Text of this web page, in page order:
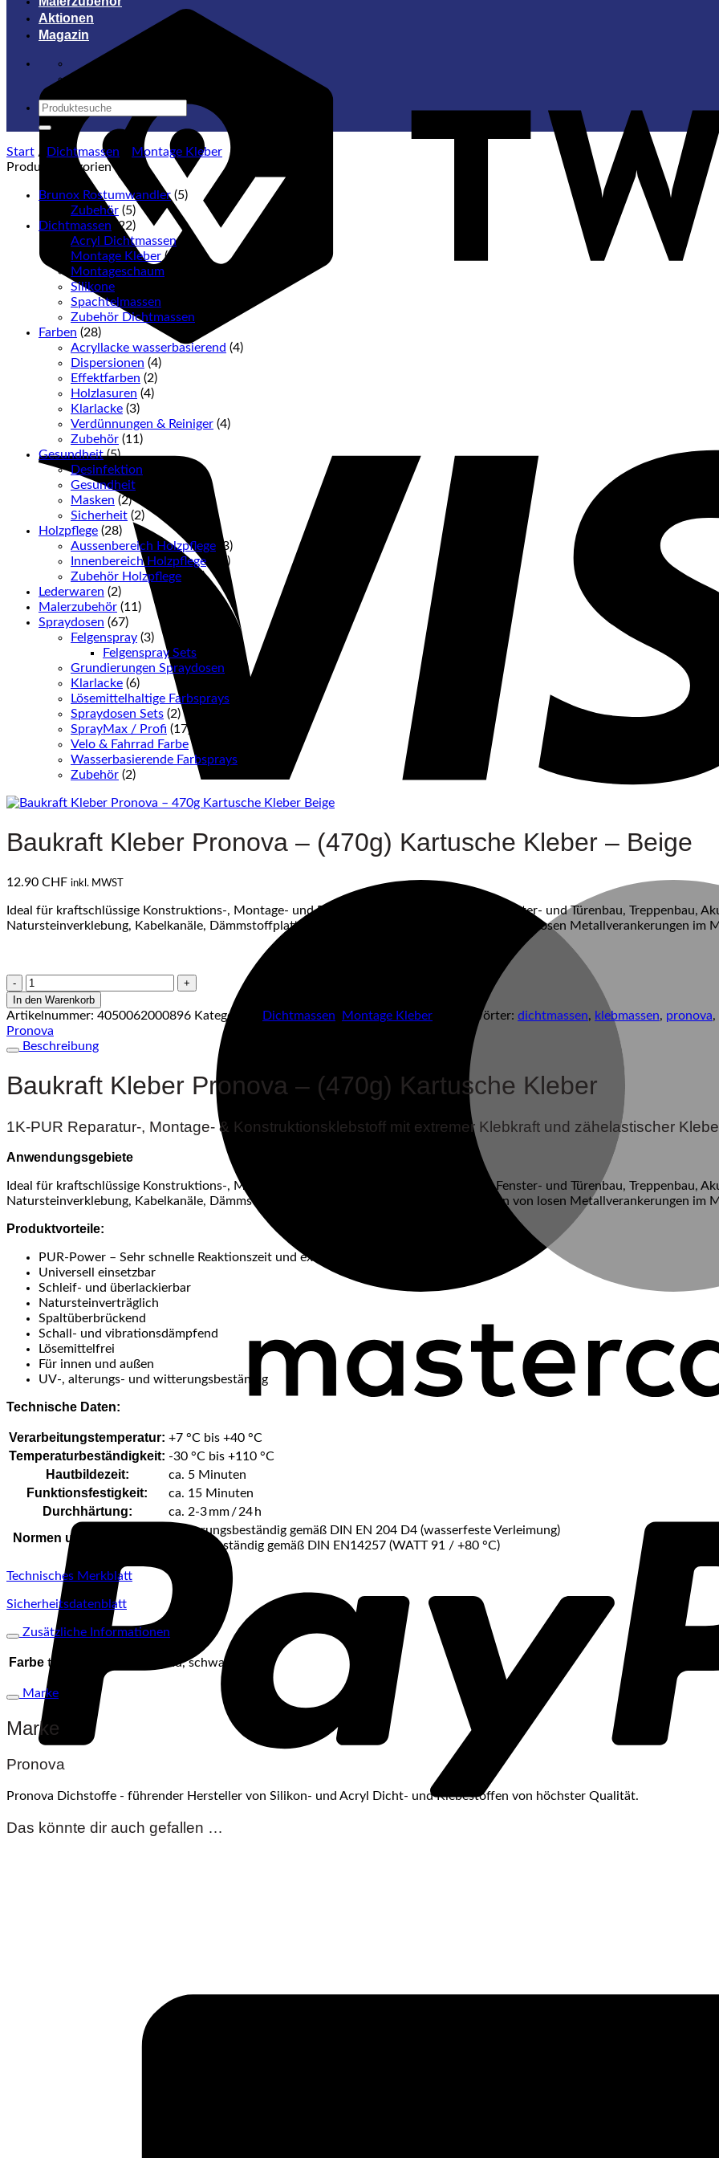
Aktionen
Magazin
Suchen
Start / Dichtmassen
Montage Kleber
Produktkategorien
Brunox Rostumwandler (5)
Zubehör (5)
Dichtmassen (22)
Acryl Dichtmassen
Montage Kleber (1)
Montageschaum
Silikone
Spachtelmassen
Zubehör Dichtmassen
Farben (28)
Acryllacke wasserbasierend (4)
Dispersionen (4)
Effektfarben (2)
Holzlasuren (4)
Klarlacke (3)
Verdünnungen & Reiniger (4)
Zubehör (11)
Gesundheit (5)
Desinfektion
Gesundheit
Masken (2)
Sicherheit (2)
Holzpflege (28)
Aussenbereich Holzpflege
(3)
Innenbereich Holzpflege
(14)
Zubehör Holzpflege
(11)
Lederwaren (2)
Malerzubehör (11)
Spraydosen (67)
Felgenspray (3)
Felgenspray Sets
Grundierungen Spraydosen
(12)
Klarlacke (6)
Lösemittelhaltige Farbsprays
Spraydosen Sets (2)
SprayMax / Profi (17)
Velo & Fahrrad Farbe (8)
Wasserbasierende Farbsprays
Zubehör (2)
Baukraft Kleber Pronova – (470g) Kartusche Kleber – Beige
12.90 CHF inkl. MWST
Ideal für kraftschlüssige Konstruktions-, Montage- und Reparaturverklebungen, z. B. im Fenster- und Türenbau, Treppenbau,
Natursteinverklebung, Kabelkanäle, Dämmstoffplatten, Schilderfixierungen, Verklebungen von losen Metallverankerungen im
Baukraft
Kleber
Pronova
–
(470g)
-
In den Warenkorb
Artikelnummer: 4050062000896 Kategorien: Dichtmassen Montage Kleber Schlagwörter: dichtmassen, klebmassen, pronova,
Pronova
Beschreibung
Baukraft Kleber Pronova – (470g) Kartusche Kleber
1K-PUR Reparatur-, Montage- & Konstruktionsklebstoff mit extremer Klebkraft und zähelastischer
Anwendungsgebiete
Ideal für kraftschlüssige Konstruktions-, Montage- und Reparaturverklebungen, z. B. im Fenster- und Türenbau, Treppenbau,
Natursteinverklebung, Kabelkanäle, Dämmstoffplatten, Schilderfixierungen, Verklebungen von losen Metallverankerungen im
Produktvorteile:
PUR-Power – Sehr schnelle Reaktionszeit und extreme Klebkraft
Universell einsetzbar
Schleif- und überlackierbar
Natursteinverträglich
Spaltüberbrückend
Schall- und vibrationsdämpfend
Lösemittelfrei
Für innen und außen
UV-, alterungs- und witterungsbeständig
Technische Daten:
Verarbeitungstemperatur: +7 °C bis +40 °C
Temperaturbeständigkeit: -30 °C bis +110 °C
Hautbildezeit: ca. 5 Minuten
Funktionsfestigkeit: ca. 15 Minuten
Durchhärtung: ca. 2-3 mm / 24 h
Normen und Prüfungen
Witterungsbeständig gemäß DIN EN 204 D4 (wasserfeste Verleimung)
Wärmebeständig gemäß DIN EN14257 (WATT 91 / +80 °C)
Technisches Merkblatt
Sicherheitsdatenblatt
Zusätzliche Informationen
Farbe transparent, weiss, grau, schwarz, braun
Marke
Marke
Pronova
Pronova Dichstoffe - führender Hersteller von Silikon- und Acryl Dicht- und Klebestoffen von höchster Qualität.
Das könnte dir auch gefallen …